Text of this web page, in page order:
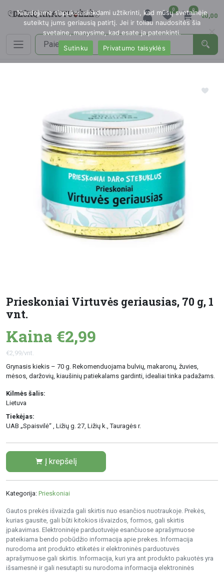
0 0
€0,00
Prieskoniai Virtuvės geriausias, 70 g, 1
vnt.
Kaina €2,99
€2,99/vnt.
Grynasis kiekis – 70 g. Rekomenduojama bulvių, makaronų, žuvies,
mėsos, daržovių, kiaušinių patiekalams gardinti, idealiai tinka padažams.
Kilmės šalis:
Lietuva
Tiekėjas:
UAB „Spaisvilė“ , Ližių g. 27, Ližių k., Tauragės r.
Į krepšelį
Kategorija: Prieskoniai
Gautos prekės išvaizda gali skirtis nuo esančios nuotraukoje. Prekės,
kurias gausite, gali būti kitokios išvaizdos, formos, gali skirtis
įpakavimas. Elektroninėje parduotuvėje esančiuose aprašymuose
pateikiama bendo pobūdžio informacija apie prekes. Informacija
nurodoma ant produkto etiketės ir elektroninės parduotuvės
aprašymuose gali skirtis. Informacija, kuri yra ant produkto pakuotės yra
išsamesnė ir gali nesutapti su nurodoma informacija elektroninės
Naudojame slapukus siekdami užtikrinti, kad mūsų svetainėje
suteiktų jums geriausią patirtį. Jei ir toliau naudositės šia
svetaine, manysime, kad esate ja patenkinti.
Sutinku
Privatumo taisyklės